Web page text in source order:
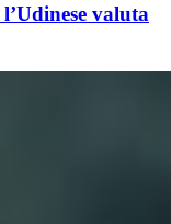
valuta